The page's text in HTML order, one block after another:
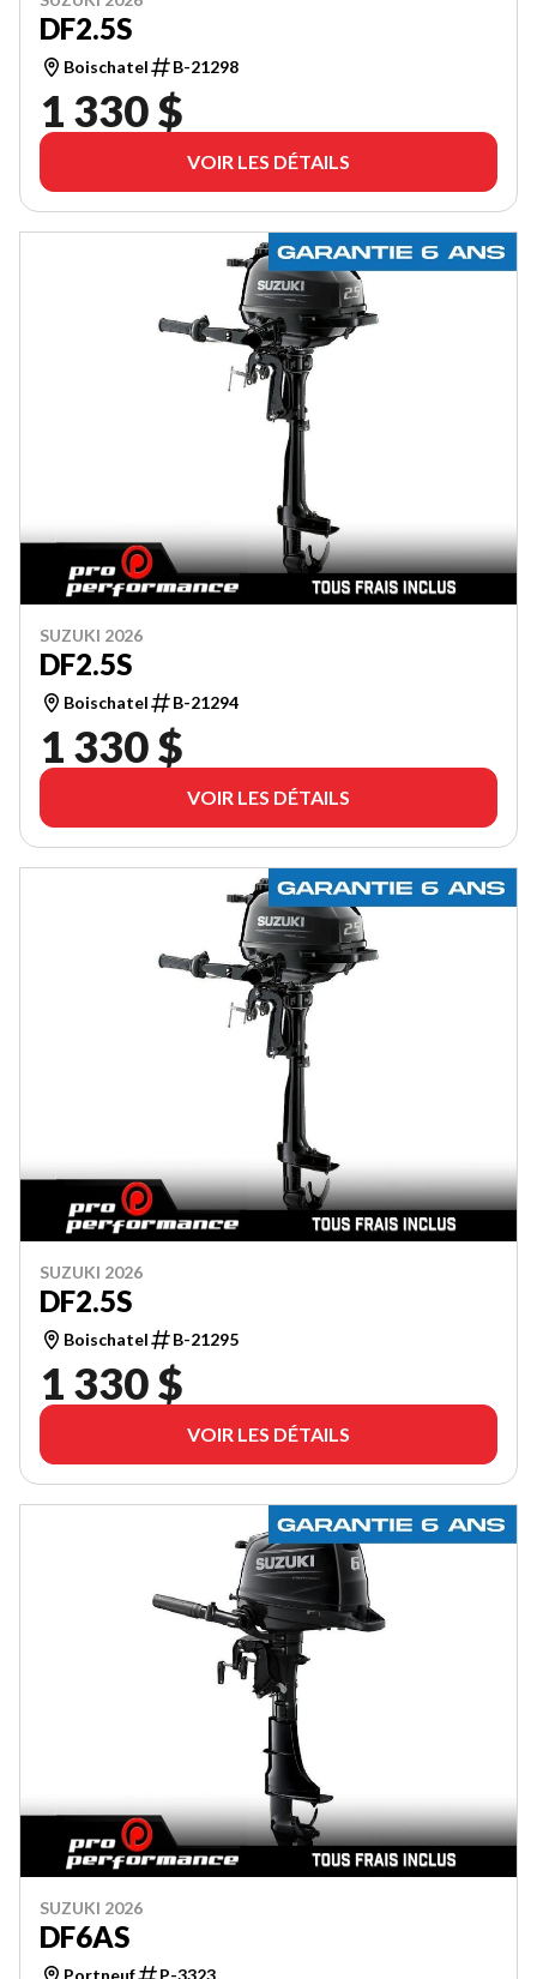
DF2.5S
Boischatel B-21298
1 330 $
VOIR LES DÉTAILS
SUZUKI 2026
DF2.5S
Boischatel B-21294
1 330 $
VOIR LES DÉTAILS
SUZUKI 2026
DF2.5S
Boischatel B-21295
1 330 $
VOIR LES DÉTAILS
SUZUKI 2026
DF6AS
Portneuf P-3323